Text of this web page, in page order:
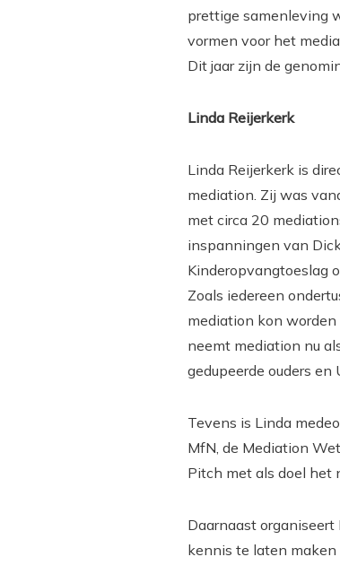
prettige samenleving
vormen voor het
Dit jaar zijn de
Linda Reijerkerk
Linda Reijerkerk is
mediation. Zij was
met circa 20
inspanningen van
Kinderopvangtoeslag
Zoals iedereen
mediation kon
neemt mediation nu
gedupeerde ouders
Tevens is Linda
MfN, de Mediation
Pitch met als doel het
Daarnaast
kennis te laten maken